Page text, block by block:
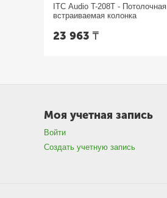
ITC Audio T-208T - Потолочная
встраиваемая колонка
23 963 ₸
Моя учетная запись
Войти
Создать учетную запись